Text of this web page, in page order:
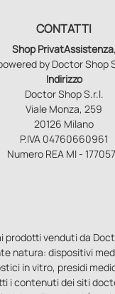
CONTATTI
Shop PrivatAssistenza,
by Doctor Shop
Indirizzo
Doctor Shop S.r.l.
Viale Monza, 259
20126 Milano
P.IVA 04760660961
Numero REA MI -
prodotti venduti da
natura: dispositivi
in vitro, presidi
i contenuti dei siti